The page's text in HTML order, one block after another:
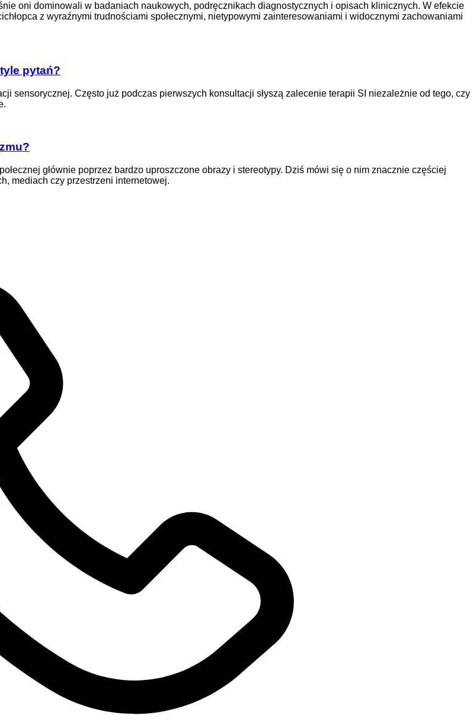
oni dominowali w badaniach naukowych, podręcznikach diagnostycznych i opisach klinicznych. W efekcie
z wyraźnymi trudnościami społecznymi, nietypowymi zainteresowaniami i widocznymi zachowaniami
pytań?
sensorycznej. Często już podczas pierwszych konsultacji słyszą zalecenie terapii SI niezależnie od tego, czy
głównie poprzez bardzo uproszczone obrazy i stereotypy. Dziś mówi się o nim znacznie częściej
mediach czy przestrzeni internetowej.